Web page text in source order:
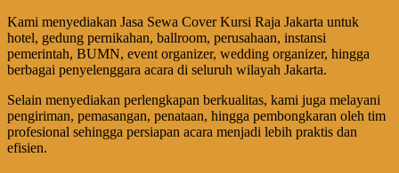
Kami menyediakan Jasa Sewa Cover Kursi Raja Jakarta untuk
hotel, gedung pernikahan, ballroom, perusahaan, instansi
pemerintah, BUMN, event organizer, wedding organizer, hingga
berbagai penyelenggara acara di seluruh wilayah Jakarta.
Selain menyediakan perlengkapan berkualitas, kami juga melayani
pengiriman, pemasangan, penataan, hingga pembongkaran oleh tim
profesional sehingga persiapan acara menjadi lebih praktis dan
efisien.